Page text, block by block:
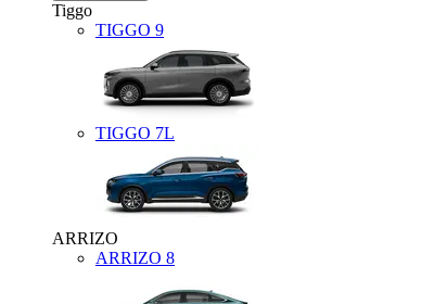
Tiggo
TIGGO 9
TIGGO 7L
ARRIZO
ARRIZO 8